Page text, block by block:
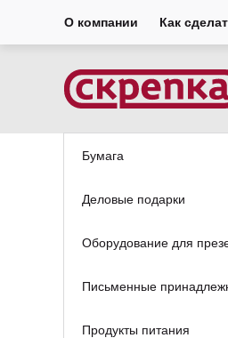
О компании Как
Бумага
Деловые подарки
Оборудование для
Письменные
Продукты питания